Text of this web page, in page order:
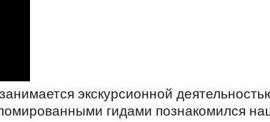
экскурсионной
гидами познакомился